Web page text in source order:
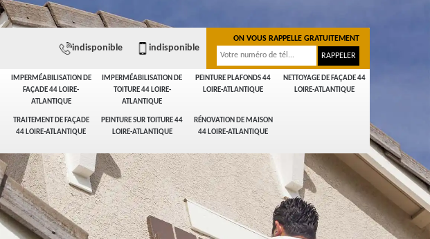
IMPERMÉABILISATION DE
FAÇADE 44 LOIRE-
ATLANTIQUE
IMPERMÉABILISATION DE
TOITURE 44 LOIRE-
ATLANTIQUE
PEINTURE PLAFONDS 44
LOIRE-ATLANTIQUE
NETTOYAGE DE FAÇADE 44
LOIRE-ATLANTIQUE
TRAITEMENT DE FAÇADE
44 LOIRE-ATLANTIQUE
PEINTURE SUR TOITURE 44
LOIRE-ATLANTIQUE
RÉNOVATION DE MAISON
44 LOIRE-ATLANTIQUE
indisponible indisponible
ON VOUS RAPPELLE GRATUITEMENT